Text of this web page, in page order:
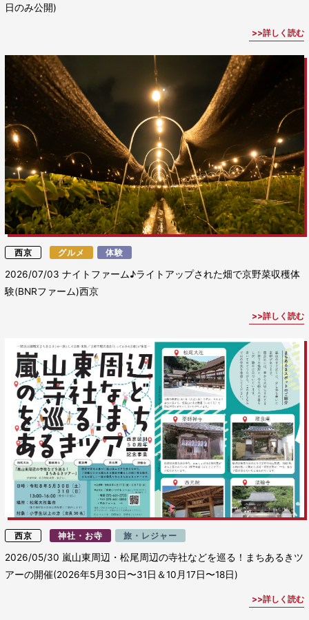
日のみ公開)
詳しく読む
西京 グルメ 体験
2026/07/03ナイトファーム♪ライトアップされた畑で京野菜収穫体
験(BNRファーム)西京
詳しく読む
西京 神社・お寺 旅・レジャー
2026/05/30 嵐山東周辺・松尾周辺の寺社などを巡る！まちあるきツ
アーの開催(2026年5月30日〜31日＆10月17日〜18日)
詳しく読む